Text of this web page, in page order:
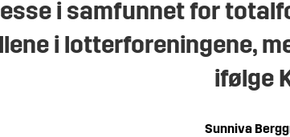
i samfunnet for
i lotterforeningene,
ifølge
Sunniva